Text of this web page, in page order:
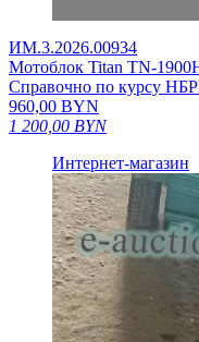
ИМ.3.2026.00934
Мотоблок Titan TN-
Справочно по курсу
960,00 BYN
1 200,00 BYN
Интернет-магазин